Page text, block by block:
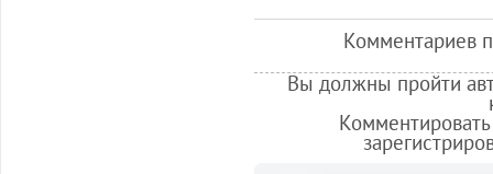
Комментариев
Вы должны пройти